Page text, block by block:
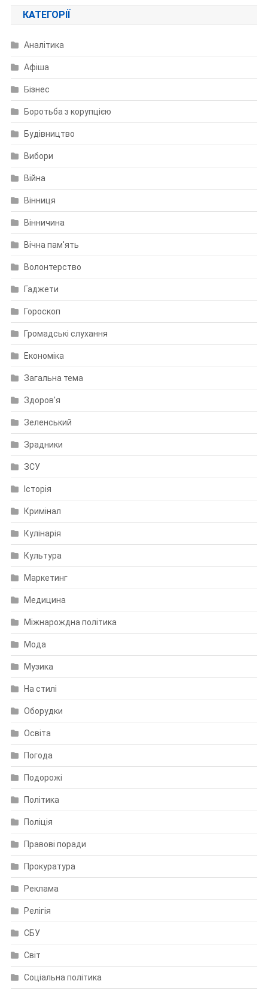
КАТЕГОРІЇ
Аналітика
Афіша
Бізнес
Боротьба з корупцією
Будівництво
Вибори
Війна
Вінниця
Вінничина
Вічна пам'ять
Волонтерство
Гаджети
Гороскоп
Громадські слухання
Економіка
Загальна тема
Здоров'я
Зеленський
Зрадники
ЗСУ
Історія
Кримінал
Кулінарія
Культура
Маркетинг
Медицина
Міжнарождна політика
Мода
Музика
На стилі
Оборудки
Освіта
Погода
Подорожі
Політика
Поліція
Правові поради
Прокуратура
Реклама
Релігія
СБУ
Світ
Соціальна політика